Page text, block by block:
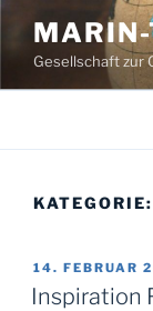
Zum
Inhalt
springenGesellschaft zur
KATEGORIE:
AM
14. FEBRUAR
Inspiration